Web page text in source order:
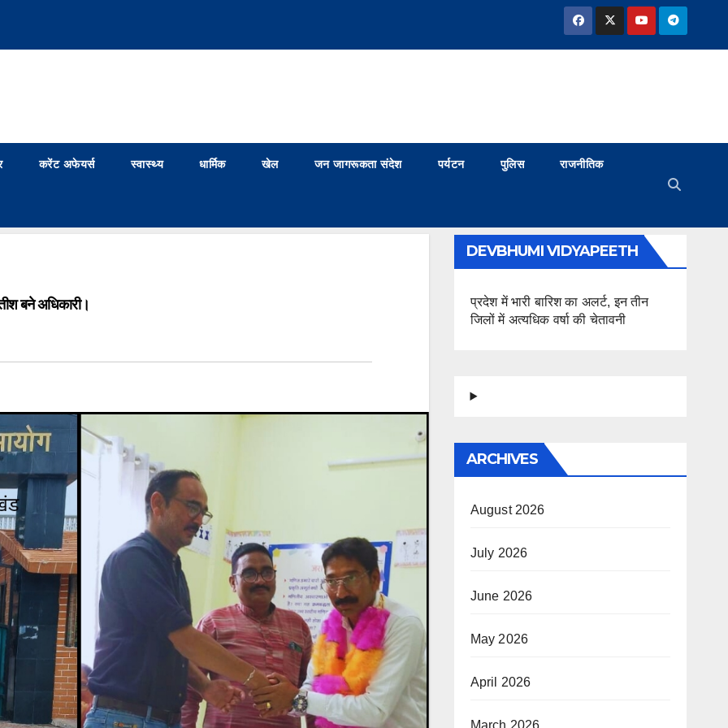
करेंट अफेयर्स स्वास्थ्य धार्मिक खेल जन जागरूकता संदेश पर्यटन पुलिस राजनीतिक
बने अधिकारी।
DEVBHUMI VIDYAPEETH
प्रदेश में भारी बारिश का अलर्ट, इन तीन
जिलों में अत्यधिक वर्षा की चेतावनी
ARCHIVES
August 2026
July 2026
June 2026
May 2026
April 2026
March 2026